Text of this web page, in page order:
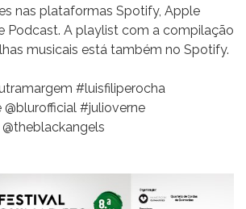
nas plataformas Spotify, Apple
Podcast. A playlist com a compilação
musicais está também no Spotify.
#luisfiliperocha
@blurofficial #julioverne